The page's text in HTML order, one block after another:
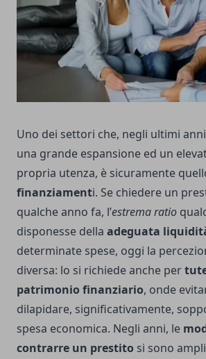
Uno dei settori che, negli ultimi
una grande espansione ed un
propria utenza, è sicuramente
finanziamenti. Se chiedere un
qualche anno fa, l’estrema ratio
disponesse della adeguata
determinate spese, oggi la
diversa: lo si richiede anche per
patrimonio finanziario, onde
dilapidare, significativamente,
spesa economica. Negli anni, le
contrarre un prestito si sono